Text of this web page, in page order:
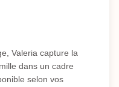
Valeria capture la
dans un cadre
selon vos